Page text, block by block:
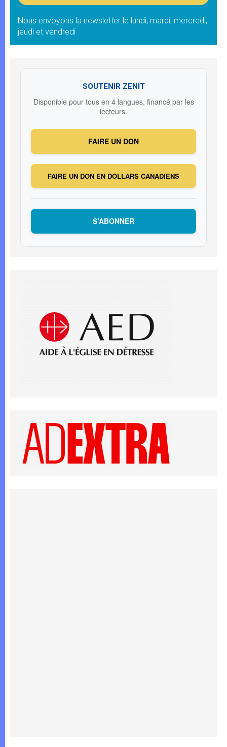
Nous envoyons la newsletter le lundi, mardi, mercredi,
jeudi et vendredi
SOUTENIR ZENIT
Disponible pour tous en 4 langues, financé par les
lecteurs.
FAIRE UN DON
FAIRE UN DON EN DOLLARS CANADIENS
S’ABONNER